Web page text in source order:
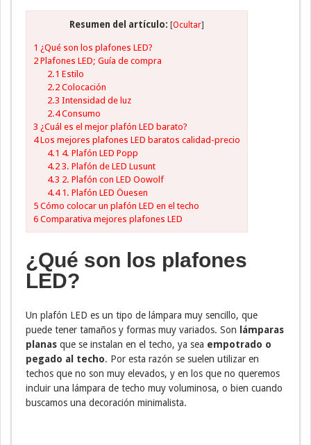
Resumen del artículo: [Ocultar]
1 ¿Qué son los plafones LED?
2 Plafones LED; Guía de compra
2.1 Estilo
2.2Colocación
2.3 Intensidad de luz
2.4Consumo
3 ¿Cuál es el mejor plafón LED barato?
4Los mejores plafones LED baratos calidad-precio
4.1 4. Plafón LED Popp
4.23. Plafón de LED Lusunt
4.3 2. Plafón con LED Oowolf
4.41. Plafón LED Öuesen
5 Cómo colocar un plafón LED en el techo
6 Comparativa mejores plafones LED
¿Qué son los plafones
LED?
Un plafón LED es un tipo de lámpara muy sencillo, que
puede tener tamaños y formas muy variados. Son lámparas
planas que se instalan en el techo, ya sea empotrado o
pegado al techo. Por esta razón se suelen utilizar en
techos que no son muy elevados, y en los que no queremos
incluir una lámpara de techo muy voluminosa, o bien cuando
buscamos una decoración minimalista.